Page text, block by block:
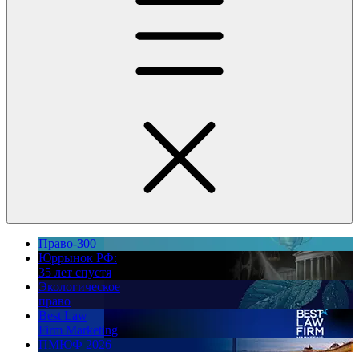
Право-300
Юррынок РФ:
35 лет спустя
Экологическое
право
Best Law
Firm Marketing
ПМЮФ 2026